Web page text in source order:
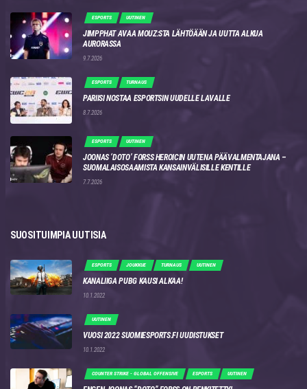
ESPORTS UUTINEN
JIMPPHAT AVAA MOUZ:STA LÄHTÖÄÄN JA UUTTA ALKUA
AURORASSA
9.7.2026
ESPORTS TURNAUS
PARIISI NOSTAA ESPORTSIN UUDELLE LAVALLE
8.7.2026
ESPORTS UUTINEN
JOONAS ‘DOTO’ FORSS HEROICIN UUTENA PÄÄVALMENTAJANA –
SUOMALAISOSAAMISTA KANSAINVÄLISILLE KENTILLE
7.7.2026
SUOSITUIMPIA UUTISIA
ESPORTS JOUKKUE TURNAUS UUTINEN
KANALIIGA PUBG KAUSI ALKAA!
10.1.2022
UUTINEN
VUOSI 2022 SUOMIESPORTS.FI UUDISTUKSET
10.1.2022
COUNTER STRIKE - GLOBAL OFFENSIVE ESPORTS UUTINEN